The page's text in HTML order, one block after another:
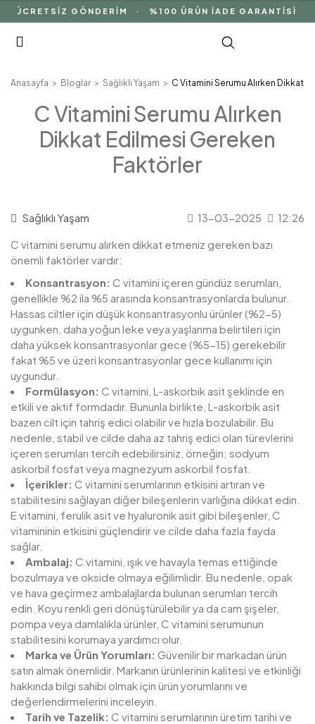
GÖNDERİM · %100 ÜRÜN İADE GARANTİSİ ·
Anasayfa Bloglar Sağlıklı Yaşam C Vitamini Serumu Alırken Dikkat
C Vitamini Serumu Alırken
Dikkat Edilmesi Gereken
Faktörler
Sağlıklı Yaşam 13-03-2025
12:26
C vitamini serumu alırken dikkat etmeniz gereken bazı
önemli faktörler vardır:
Konsantrasyon: C vitamini içeren gündüz serumları,
genellikle %2 ila %5 arasında konsantrasyonlarda bulunur.
Hassas ciltler için düşük konsantrasyonlu ürünler (%2-5)
uygunken, daha yoğun leke veya yaşlanma belirtileri için
daha yüksek konsantrasyonlar gece (%5-15) gerekebilir
fakat %5 ve üzeri konsantrasyonlar gece kullanımı için
uygundur.
Formülasyon: C vitamini, L-askorbik asit şeklinde en
etkili ve aktif formdadır. Bununla birlikte, L-askorbik asit
bazen cilt için tahriş edici olabilir ve hızla bozulabilir. Bu
nedenle, stabil ve cilde daha az tahriş edici olan türevlerini
içeren serumları tercih edebilirsiniz, örneğin; sodyum
askorbil fosfat veya magnezyum askorbil fosfat.
İçerikler: C vitamini serumlarının etkisini artıran ve
stabilitesini sağlayan diğer bileşenlerin varlığına dikkat edin.
E vitamini, ferulik asit ve hyaluronik asit gibi bileşenler, C
vitamininin etkisini güçlendirir ve cilde daha fazla fayda
sağlar.
Ambalaj: C vitamini, ışık ve havayla temas ettiğinde
bozulmaya ve okside olmaya eğilimlidir. Bu nedenle, opak
ve hava geçirmez ambalajlarda bulunan serumları tercih
edin. Koyu renkli geri dönüştürülebilir ya da cam şişeler,
pompa veya damlalıkla ürünler, C vitamini serumunun
stabilitesini korumaya yardımcı olur.
Marka ve Ürün Yorumları: Güvenilir bir markadan ürün
satın almak önemlidir. Markanın ürünlerinin kalitesi ve etkinliği
hakkında bilgi sahibi olmak için ürün yorumlarını ve
değerlendirmelerini inceleyin.
Tarih ve Tazelik: C vitamini serumlarının üretim tarihi ve